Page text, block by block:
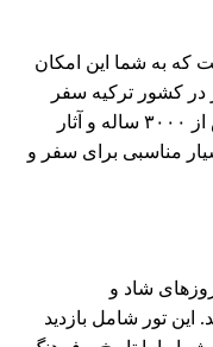
که به شما این امکان
در کشور ترکیه سفر
کنید. این شهر با داشتن تاریخچه‌ای بیش از ۳۰۰۰ ساله و آثار
مناسبی برای سفر و
روزهای شاد و
این تور شامل بازدید